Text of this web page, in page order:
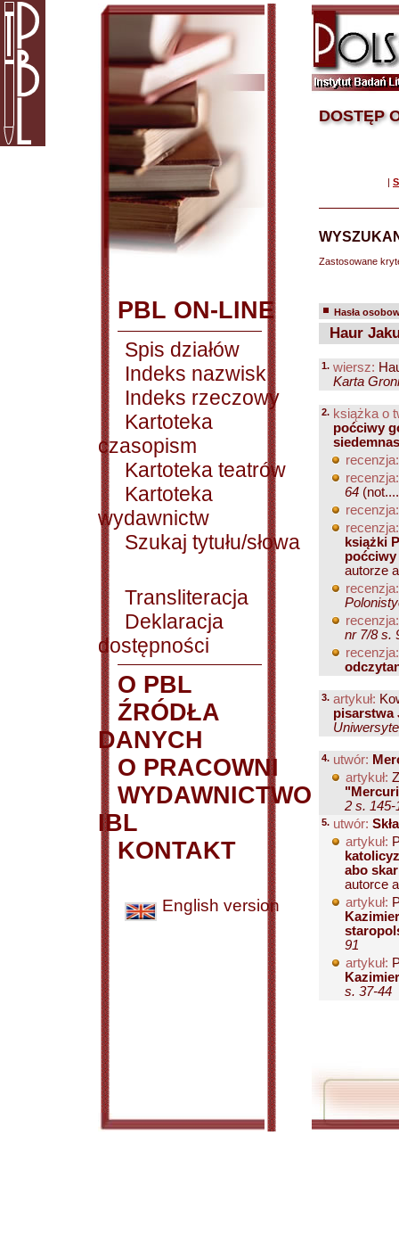
PBL ON-LINE
Spis działów
Indeks nazwisk
Indeks rzeczowy
Kartoteka
czasopism
Kartoteka teatrów
Kartoteka
wydawnictw
Szukaj tytułu/słowa
Transliteracja
Deklaracja
dostępności
O PBL
ŹRÓDŁA
DANYCH
O PRACOWNI
WYDAWNICTWO
IBL
KONTAKT
English version
DOSTĘP
|
Zastosowane
Hasła
Haur
1. wiersz:
Karta
2. książka o
poćciwy
recenzja:
recenzja:
64
recenzja:
recenzja:
książki
autorze
recenzja:
recenzja:
nr 7/8 s.
recenzja:
3. artykuł:
pisarstwa
4. utwór:
artykuł:
2 s. 145-
5. utwór:
artykuł:
abo
autorce
artykuł:
91
artykuł:
s. 37-44